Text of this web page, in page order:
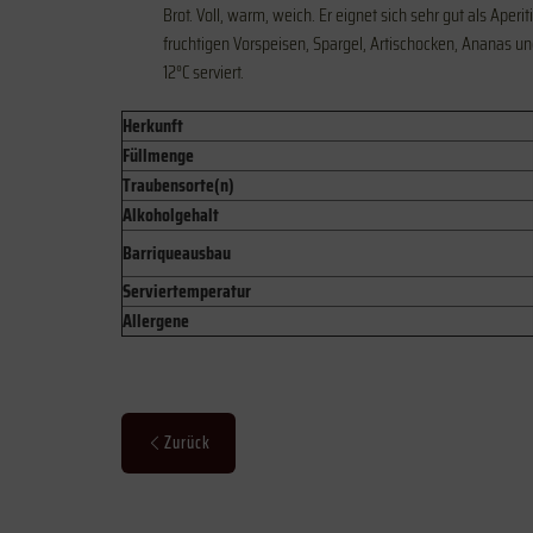
Brot. Voll, warm, weich. Er eignet sich sehr gut als
fruchtigen Vorspeisen, Spargel, Artischocken, Ananas
12°C serviert.
Herkunft
Füllmenge
Traubensorte(n)
Alkoholgehalt
Barriqueausbau
Serviertemperatur
Allergene
Zurück